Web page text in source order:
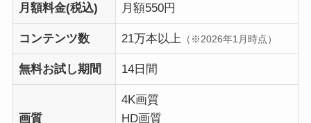
月額料金(税込) 月額550円
コンテンツ数 21万本以上 （※2026年1月時点）
無料お試し期間 14日間
画質
4K画質
HD画質